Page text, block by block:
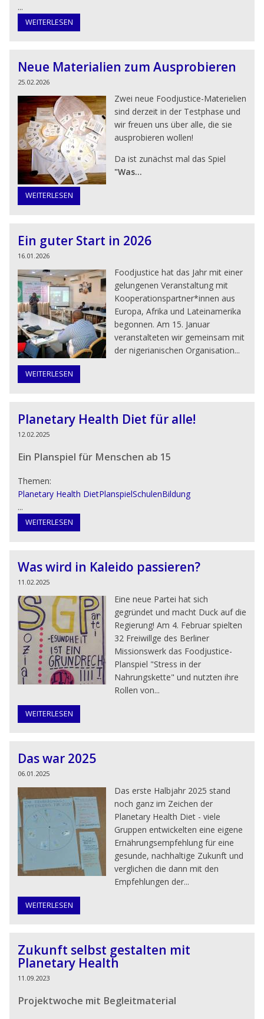
Einladungs-Flyer zum Herunterladen
(PDF)
...
WEITERLESEN
Neue Materialien zum Ausprobieren
25.02.2026
Zwei neue Foodjustice-Materielien
sind derzeit in der Testphase und
wir freuen uns über alle, die sie
ausprobieren wollen!
Da ist zunächst mal das Spiel
"Was...
WEITERLESEN
Ein guter Start in 2026
16.01.2026
Foodjustice hat das Jahr mit einer
gelungenen Veranstaltung mit
Kooperationspartner*innen aus
Europa, Afrika und Lateinamerika
begonnen. Am 15. Januar
veranstalteten wir gemeinsam mit
der nigerianischen Organisation...
WEITERLESEN
Planetary Health Diet für alle!
12.02.2025
Ein Planspiel für Menschen ab 15
Themen:
Planetary Health DietPlanspielSchulenBildung
...
WEITERLESEN
Was wird in Kaleido passieren?
11.02.2025
Eine neue Partei hat sich
gegründet und macht Duck auf die
Regierung! Am 4. Februar spielten
32 Freiwillge des Berliner
Missionswerk das Foodjustice-
Planspiel "Stress in der
Nahrungskette" und nutzten ihre
Rollen von...
WEITERLESEN
Das war 2025
06.01.2025
Das erste Halbjahr 2025 stand
noch ganz im Zeichen der
Planetary Health Diet - viele
Gruppen entwickelten eine eigene
Ernährungsempfehlung für eine
gesunde, nachhaltige Zukunft und
verglichen die dann mit den
Empfehlungen der...
WEITERLESEN
Zukunft selbst gestalten mit
Planetary Health
11.09.2023
Projektwoche mit Begleitmaterial